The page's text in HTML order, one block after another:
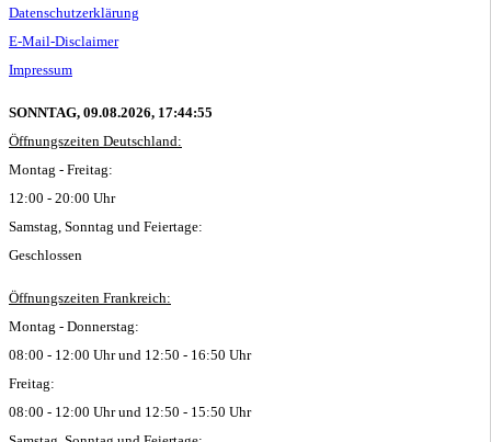
Datenschutzerklärung
E-Mail-Disclaimer
Impressum
SONNTAG, 09.08.2026, 17:44:56
Öffnungszeiten Deutschland:
Montag - Freitag:
12:00 - 20:00 Uhr
Samstag, Sonntag und Feiertage:
Geschlossen
Öffnungszeiten Frankreich:
Montag - Donnerstag:
08:00 - 12:00 Uhr und 12:50 - 16:50 Uhr
Freitag:
08:00 - 12:00 Uhr und 12:50 - 15:50 Uhr